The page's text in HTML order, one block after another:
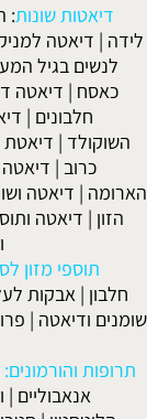
דיאטות שונות:
לידה | דיאטה
לנשים בגיל
כאסח | דיאטה
חלבונים |
השוקולד | דיאטת
כרוב |
הארומה | דיאטה
הזון | דיאטה
תוספי מזון
חלבון | אבקות
שומנים ודיאטה |
תרופות והורמונים:
אנאבוליים |